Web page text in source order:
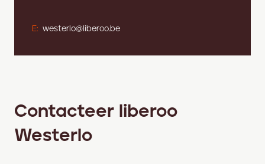
E: westerlo@liberoo.be
Contacteer liberoo
Westerlo